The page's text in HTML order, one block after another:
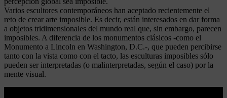
Varios escultores contemporáneos han aceptado recientemente el
reto de crear arte imposible. Es decir, están interesados en dar forma
a objetos tridimensionales del mundo real que, sin embargo, parecen
imposibles. A diferencia de los monumentos clásicos -como el
Monumento a Lincoln en Washington, D.C.-, que pueden percibirse
tanto con la vista como con el tacto, las esculturas imposibles sólo
pueden ser interpretadas (o malinterpretadas, según el caso) por la
mente visual.